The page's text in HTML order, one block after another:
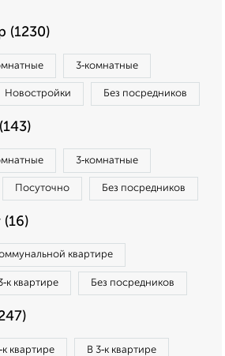
(1230)
3‑комнатные
Новостройки Без посредников
3‑комнатные
Посуточно Без посредников
квартире
квартире Без посредников
квартире В 3‑к квартире